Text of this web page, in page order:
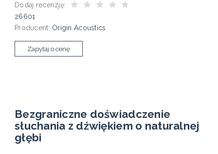
Dodaj recenzję:
26601
Producent: Origin Acoustics
Zapytaj o cenę
Bezgraniczne doświadczenie
słuchania z dźwiękiem o naturalnej
głębi